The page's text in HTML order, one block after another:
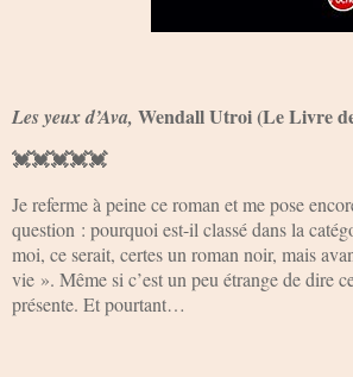
Les yeux d’Ava, Wendall Utroi (Le Livre
💓💓💓💓💓
Je referme à peine ce roman et me pose
question : pourquoi est-il classé dans la
moi, ce serait, certes un roman noir, mais
vie ». Même si c’est un peu étrange de dire
présente. Et pourtant…